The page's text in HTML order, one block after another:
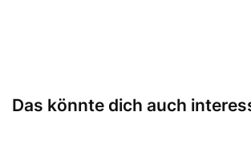
Das könnte dich auch